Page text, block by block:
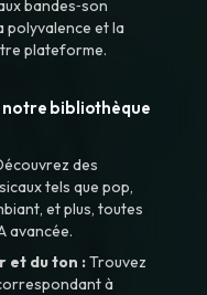
bandes‑son
polyvalence et la
plateforme.
notre bibliothèque
des
tels que pop,
et plus, toutes
avancée.
et du ton :Trouvez
à